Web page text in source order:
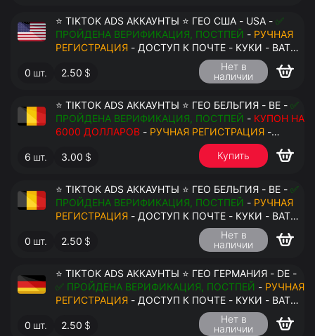
⭐ TIKTOK ADS АККАУНТЫ ⭐ ГЕО США - USA - ✅
ПРОЙДЕНА ВЕРИФИКАЦИЯ, ПОСТПЕЙ - РУЧНАЯ
РЕГИСТРАЦИЯ - ДОСТУП К ПОЧТЕ - КУКИ - ВАТ
ЗАПОЛНЕН - ПЕРЕДАЧА В АНТИДЕТЕКТ
0 шт. 2.50 $
Нет в
наличии
⭐ TIKTOK ADS АККАУНТЫ ⭐ ГЕО БЕЛЬГИЯ - BE - ✅
ПРОЙДЕНА ВЕРИФИКАЦИЯ, ПОСТПЕЙ - КУПОН НА
6000 ДОЛЛАРОВ - РУЧНАЯ РЕГИСТРАЦИЯ -
ДОСТУП К ПОЧТЕ - КУКИ - ВАТ ЗАПОЛНЕН -
ПЕРЕДАЧА В АНТИДЕТЕКТ
6 шт. 3.00 $ Купить
⭐ TIKTOK ADS АККАУНТЫ ⭐ ГЕО БЕЛЬГИЯ - BE - ✅
ПРОЙДЕНА ВЕРИФИКАЦИЯ, ПОСТПЕЙ - РУЧНАЯ
РЕГИСТРАЦИЯ - ДОСТУП К ПОЧТЕ - КУКИ - ВАТ
ЗАПОЛНЕН - ПЕРЕДАЧА В АНТИДЕТЕКТ
0 шт. 2.50 $
Нет в
наличии
⭐ TIKTOK ADS АККАУНТЫ ⭐ ГЕО ГЕРМАНИЯ - DE -
✅ ПРОЙДЕНА ВЕРИФИКАЦИЯ, ПОСТПЕЙ - РУЧНАЯ
РЕГИСТРАЦИЯ - ДОСТУП К ПОЧТЕ - КУКИ - ВАТ
ЗАПОЛНЕН - ПЕРЕДАЧА В АНТИДЕТЕКТ
0 шт. 2.50 $
Нет в
наличии
$